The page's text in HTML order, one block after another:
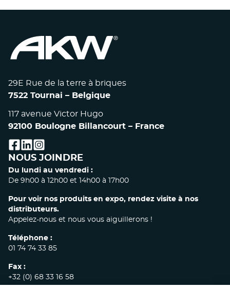
29E Rue de la terre à briques
7522 Tournai – Belgique
117 avenue Victor Hugo
92100 Boulogne Billancourt – France
facebook
linkedin
instagram
NOUS JOINDRE
Du lundi au vendredi :
De 9h00 à 12h00 et 14h00 à 17h00
Pour voir nos produits en expo, rendez visite à nos
distributeurs.
Appelez-nous et nous vous aiguillerons !
Téléphone :
01 74 74 33 85
Fax :
+32 (0) 68 33 16 58